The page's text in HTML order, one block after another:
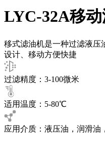
LYC-32A移
移式滤油机是一种过滤液压
设计、移动方便快捷
过滤精度：3-100微米
适用温度：5-80℃
应用介质：液压油，润滑油